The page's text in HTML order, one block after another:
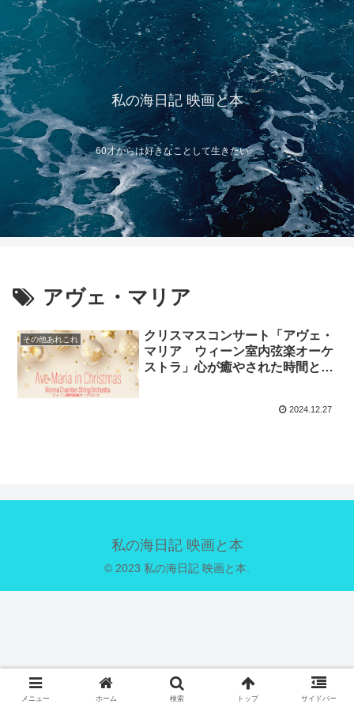
私の海日記 映画と本
60才からは好きなことして生きたい
アヴェ・マリア
その他あれこれ
クリスマスコンサート「アヴェ・
マリア ウィーン室内弦楽オーケ
ストラ」心が癒やされた時間とク
2024.12.27
私の海日記 映画と本
© 2023 私の海日記 映画と本.
メニュー ホーム 検索 トップ サイドバー